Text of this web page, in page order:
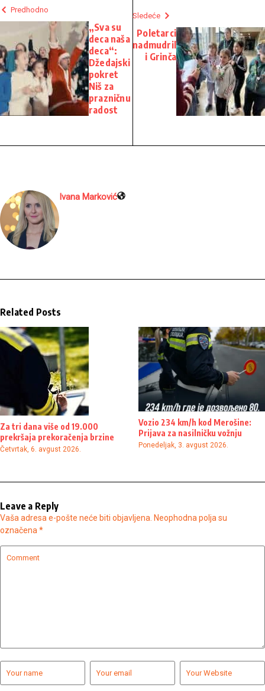
Predhodno
„Sva su
deca naša
deca“:
Džedajski
pokret
Niš za
prazničnu
radost
Sledeće
Poletarci
nadmudril
i Grinča
Ivana Marković
Related Posts
Za tri dana više od 19.000
prekršaja prekoračenja brzine
Četvrtak, 6. avgust 2026.
Vozio 234 km/h kod Merošine:
Prijava za nasilničku vožnju
Ponedeljak, 3. avgust 2026.
Leave a Reply
Vaša adresa e-pošte neće biti objavljena. Neophodna polja su
označena *